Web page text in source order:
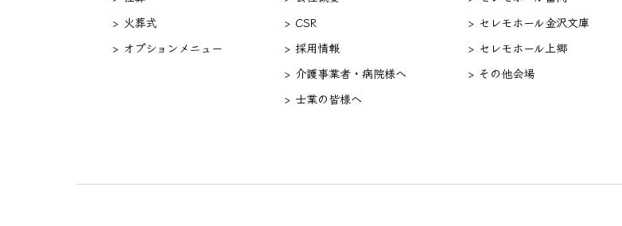
> 火葬式
> オプションメニュー
> CSR
> 採用情報
> 介護事業者・病院様へ
> 士業の皆様へ
> セレモホール金沢文庫
> セレモホール上郷
> その他会場